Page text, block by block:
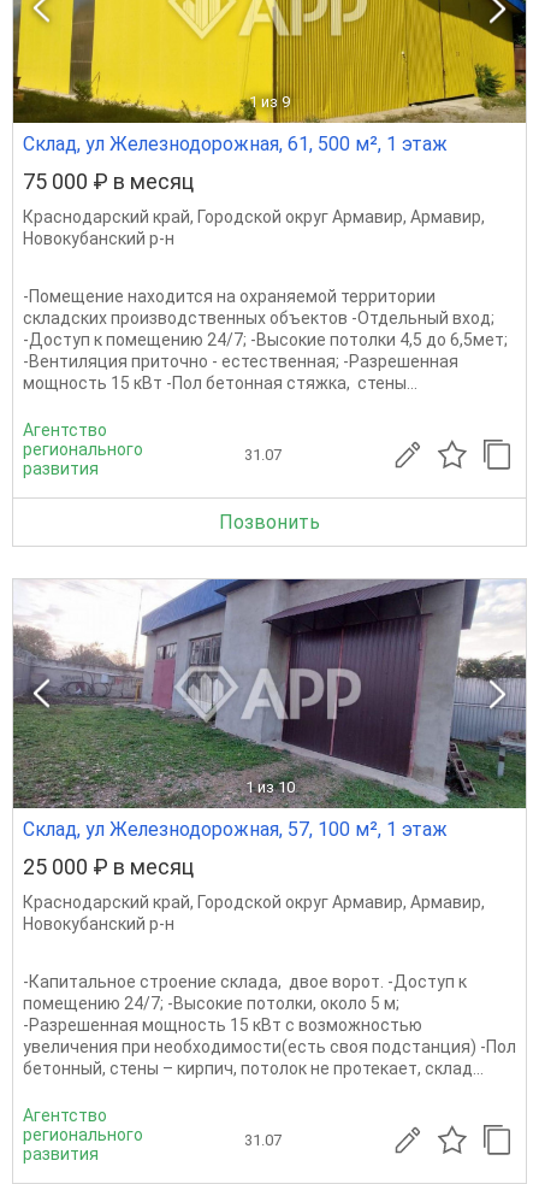
1 из 9
Склад, ул Железнодорожная, 61, 500 м², 1 этаж
75 000 ₽ в месяц
Краснодарский край, Городской округ Армавир, Армавир,
Новокубанский р-н
-Помещение находится на охраняемой территории
складских производственных объектов -Отдельный вход;
-Доступ к помещению 24/7; -Высокие потолки 4,5 до 6,5мет;
-Вентиляция приточно - естественная; -Разрешенная
мощность 15 кВт -Пол бетонная стяжка, стены...
Агентство
регионального
развития
31.07
Позвонить
1 из 10
Склад, ул Железнодорожная, 57, 100 м², 1 этаж
25 000 ₽ в месяц
Краснодарский край, Городской округ Армавир, Армавир,
Новокубанский р-н
-Капитальное строение склада, двое ворот. -Доступ к
помещению 24/7; -Высокие потолки, около 5 м;
-Разрешенная мощность 15 кВт с возможностью
увеличения при необходимости(есть своя подстанция) -Пол
бетонный, стены – кирпич, потолок не протекает, склад...
Агентство
регионального
развития
31.07